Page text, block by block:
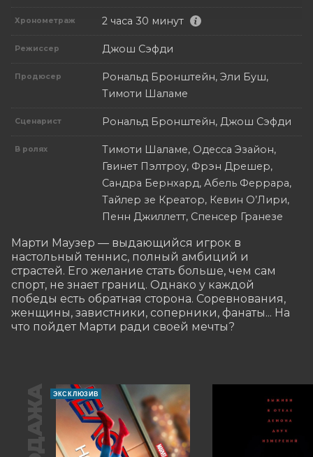
Хронометраж 2 часа 30 минут
Режиссер Джош Сэфди
Продюсер
Рональд Бронштейн, Эли Буш,
Тимоти Шаламе
Сценарист Рональд Бронштейн, Джош Сэфди
В ролях
Тимоти Шаламе, Одесса Эзайон,
Гвинет Пэлтроу, Фрэн Дрешер,
Сандра Бернхард, Абель Феррара,
Тайлер зе Креатор, Кевин О’Лири,
Пенн Джиллетт, Спенсер Гранезе
Марти Маузер — выдающийся игрок в
настольный теннис, полный амбиций и
страстей. Его желание стать больше, чем сам
спорт, не знает границ. Однако у каждой
победы есть обратная сторона. Соревнования,
женщины, завистники, соперники, фанаты... На
что пойдет Марти ради своей мечты?
ЭКСКЛЮЗИВ